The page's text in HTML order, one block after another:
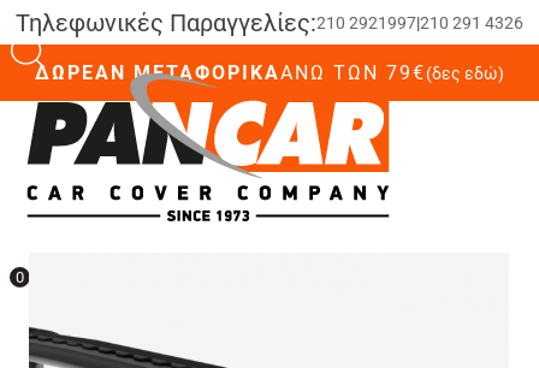
Τηλεφωνικές Παραγγελίες:210 2921997|210 291 4326
ΔΩΡΕΑΝ ΜΕΤΑΦΟΡΙΚΑΆΝΩ ΤΩΝ 79€(δες εδώ)
0